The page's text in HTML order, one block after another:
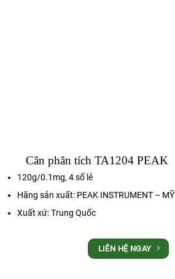
Cân phân tích TA1204 PEAK
120g/0.1mg, 4 số lẻ
Hãng sản xuất: PEAK INSTRUMENT – MỸ
Xuất xứ: Trung Quốc
LIÊN HỆ NGAY